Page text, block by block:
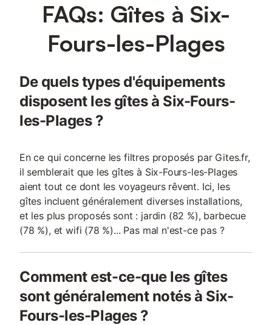
FAQs: Gîtes à Six-
Fours-les-Plages
De quels types d'équipements
disposent les gîtes à Six-Fours-
les-Plages ?
En ce qui concerne les filtres proposés par Gites.fr,
il semblerait que les gîtes à Six-Fours-les-Plages
aient tout ce dont les voyageurs rêvent. Ici, les
gîtes incluent généralement diverses installations,
et les plus proposés sont : jardin (82 %), barbecue
(78 %), et wifi (78 %)... Pas mal n'est-ce pas ?
Comment est-ce-que les gîtes
sont généralement notés à Six-
Fours-les-Plages ?